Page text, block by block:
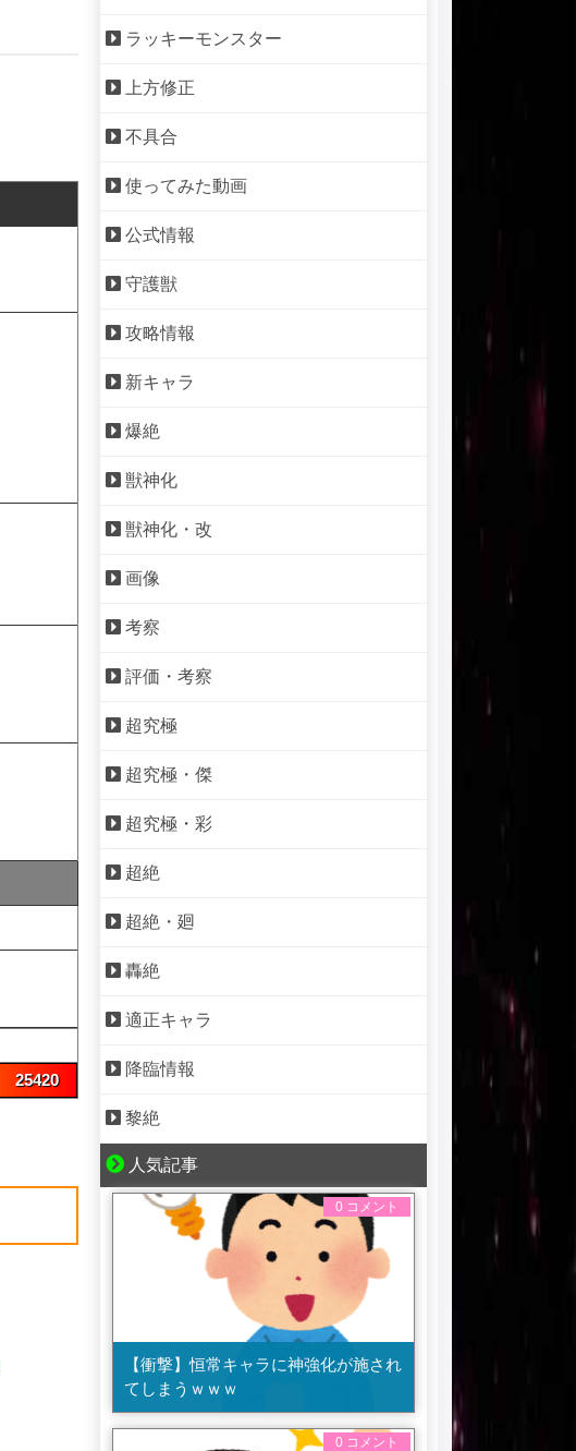
25420
ラッキーモンスター
上方修正
不具合
使ってみた動画
公式情報
守護獣
攻略情報
新キャラ
爆絶
獣神化
獣神化・改
画像
考察
評価・考察
超究極
超究極・傑
超究極・彩
超絶
超絶・廻
轟絶
適正キャラ
降臨情報
黎絶
人気記事
0 コメント
【衝撃】恒常キャラに神強化が施され
てしまうｗｗｗ
0 コメント